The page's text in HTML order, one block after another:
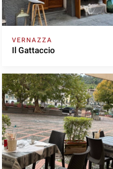
VERNAZZA
Il Gattaccio